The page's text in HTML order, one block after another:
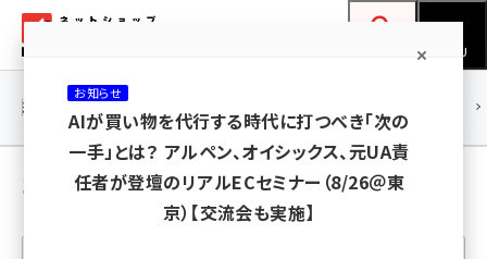
ン
ネットショップ担当者フォーラム
MENU
連載・特集 |
コンテンツマーケティング の 記事
お知らせ
AIが買い物を代行する時代に打つべき「次の
一手」とは？ アルペン、オイシックス、元UA責
任者が登壇のリアルECセミナー（8/26＠東
京）【交流会も実施】